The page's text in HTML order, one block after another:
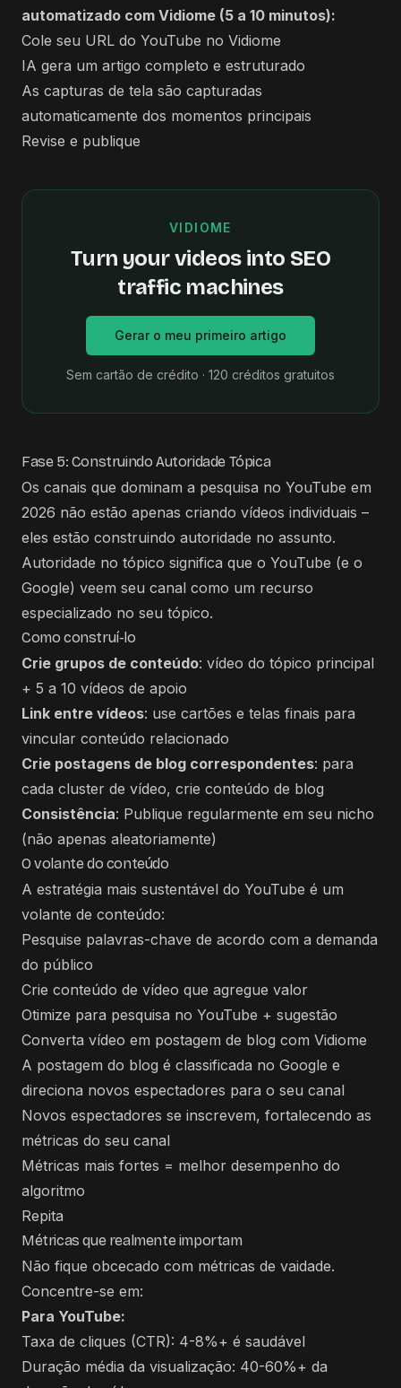
automatizado com Vidiome (5 a 10 minutos):
Cole seu URL do YouTube no Vidiome
IA gera um artigo completo e estruturado
As capturas de tela são capturadas
automaticamente dos momentos principais
Revise e publique
VIDIOME
Turn your videos into SEO
traffic machines
Gerar o meu primeiro artigo
Sem cartão de crédito · 120 créditos gratuitos
Fase 5: Construindo Autoridade Tópica
Os canais que dominam a pesquisa no YouTube em
2026 não estão apenas criando vídeos individuais –
eles estão construindo autoridade no assunto.
Autoridade no tópico significa que o YouTube (e o
Google) veem seu canal como um recurso
especializado no seu tópico.
Como construí-lo
Crie grupos de conteúdo: vídeo do tópico principal
+ 5 a 10 vídeos de apoio
Link entre vídeos: use cartões e telas finais para
vincular conteúdo relacionado
Crie postagens de blog correspondentes: para
cada cluster de vídeo, crie conteúdo de blog
Consistência: Publique regularmente em seu nicho
(não apenas aleatoriamente)
O volante do conteúdo
A estratégia mais sustentável do YouTube é um
volante de conteúdo:
Pesquise palavras-chave de acordo com a demanda
do público
Crie conteúdo de vídeo que agregue valor
Otimize para pesquisa no YouTube + sugestão
Converta vídeo em postagem de blog com Vidiome
A postagem do blog é classificada no Google e
direciona novos espectadores para o seu canal
Novos espectadores se inscrevem, fortalecendo as
métricas do seu canal
Métricas mais fortes = melhor desempenho do
algoritmo
Repita
Métricas que realmente importam
Não fique obcecado com métricas de vaidade.
Concentre-se em:
Para YouTube:
Taxa de cliques (CTR): 4-8%+ é saudável
Duração média da visualização: 40-60%+ da